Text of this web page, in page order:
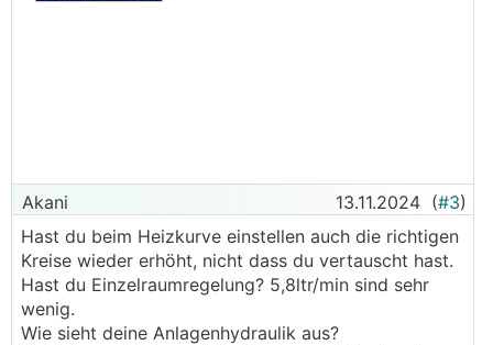
Akani 13.11.2024 (#3)
Hast du beim Heizkurve einstellen auch die richtigen
Kreise wieder erhöht, nicht dass du vertauscht hast.
Hast du Einzelraumregelung? 5,8ltr/min sind sehr
wenig.
Wie sieht deine Anlagenhydraulik aus?